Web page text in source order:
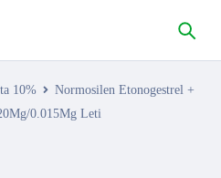
10%
Normosilen Etonogestrel +
0.015Mg Leti